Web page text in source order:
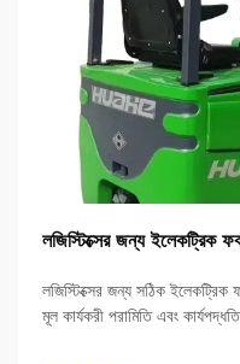
লজিস্টিক্সের জন্য ইলেকট্রিক
লজিস্টিক্সের জন্য সঠিক ইলেকট্রিক
মূল কার্যকরী পরামিতি এবং